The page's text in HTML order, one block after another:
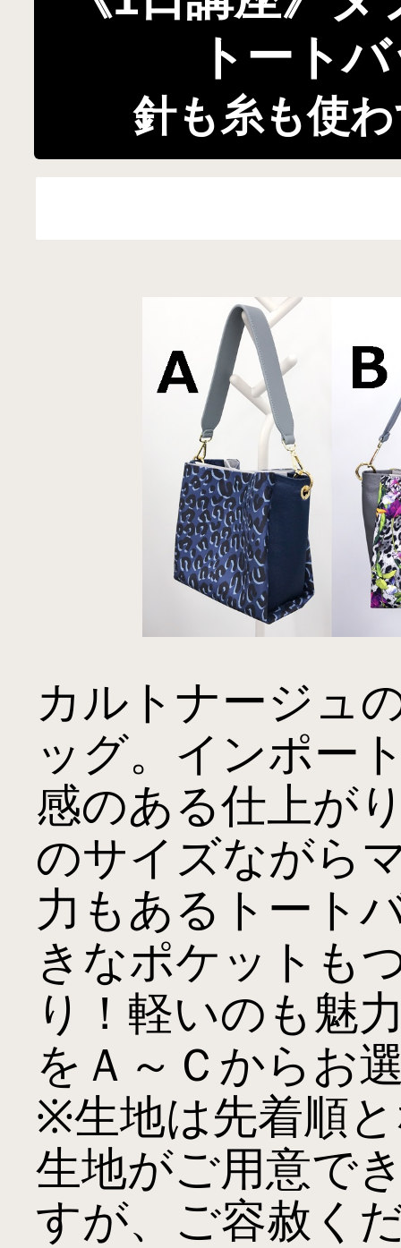
トート
針も糸も使
カルトナージュ
ッグ。インポー
感のある仕上が
のサイズながら
力もあるトート
きなポケットも
り！軽いのも魅
をＡ～Ｃからお
※生地は先着順
生地がご用意で
すが、ご容赦く